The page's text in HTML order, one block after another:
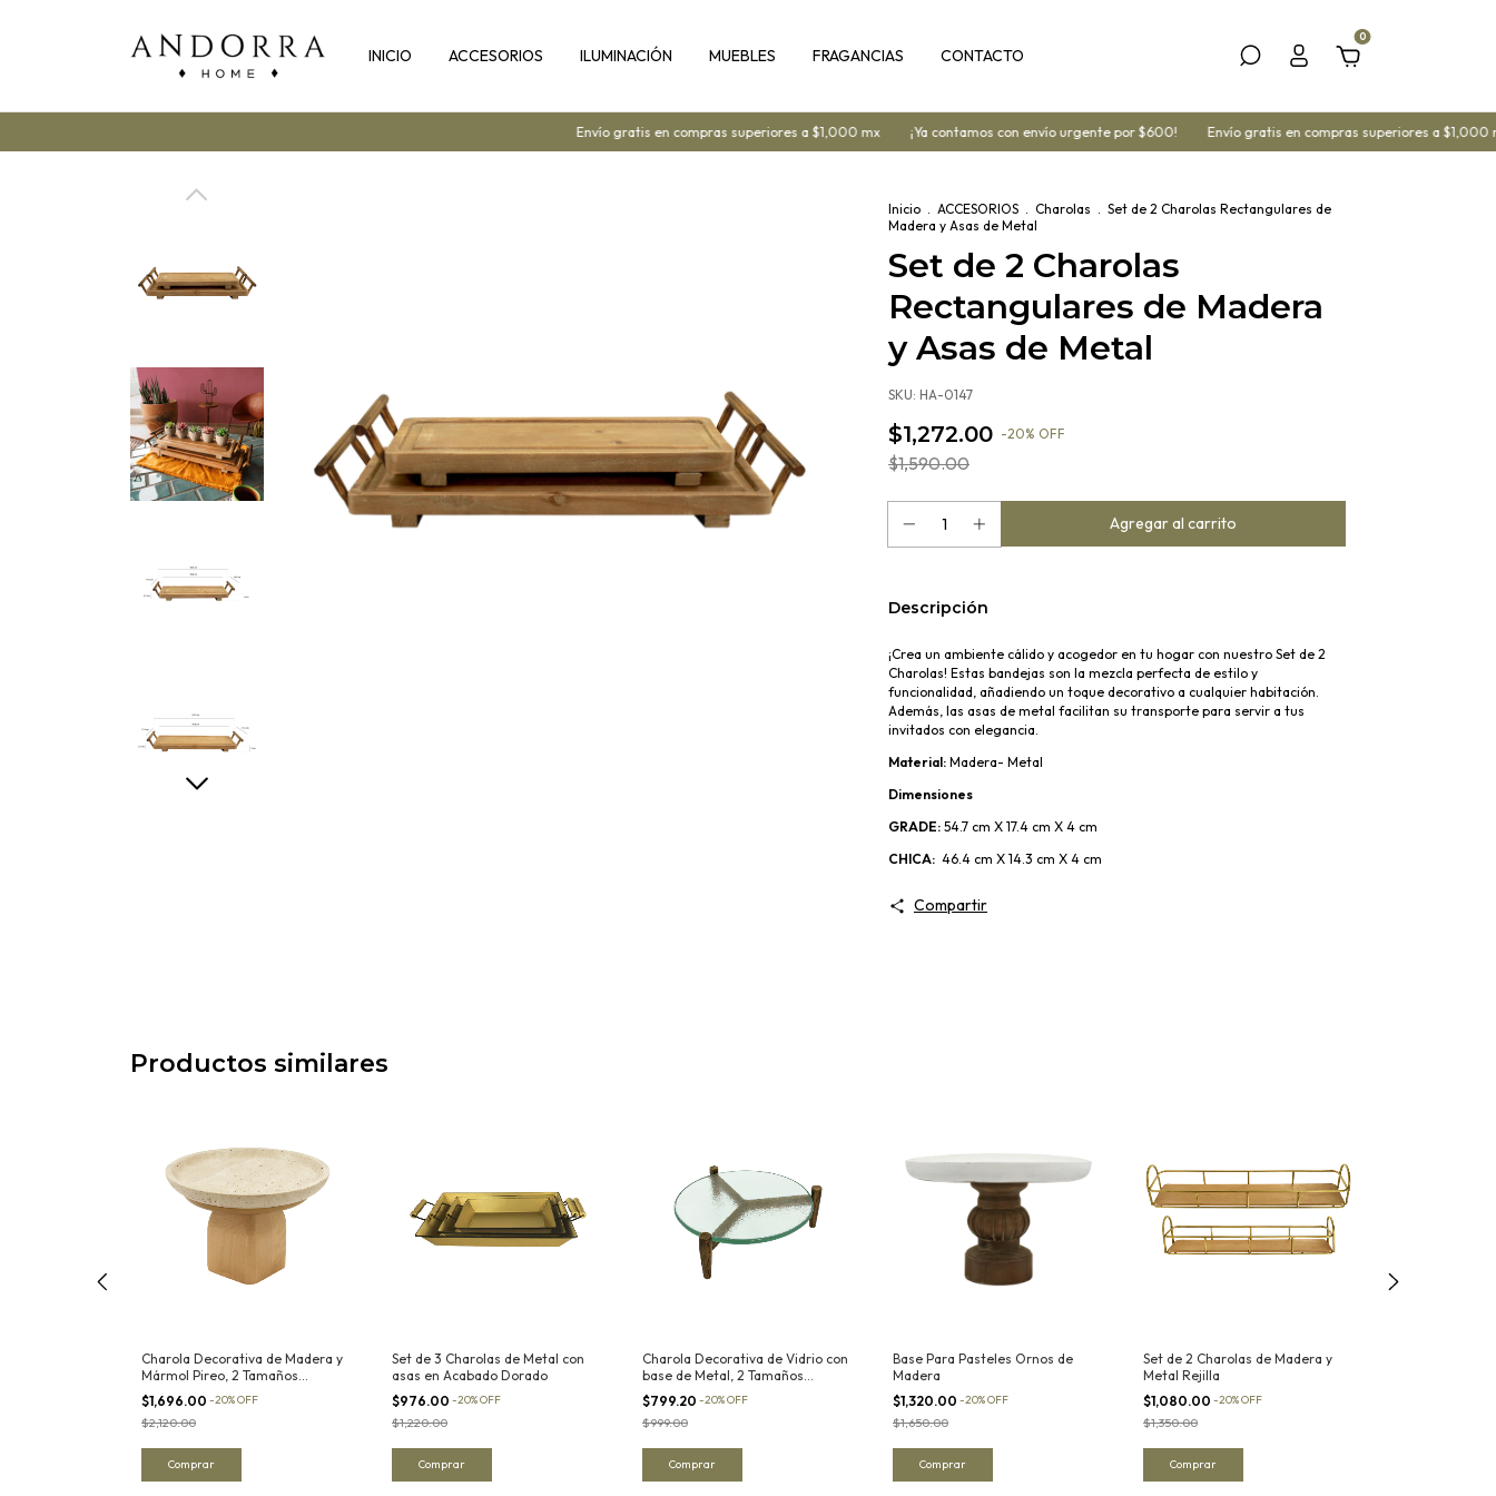
INICIO ACCESORIOS ILUMINACIÓN MUEBLES FRAGANCIAS CONTACTO
0
Envío gratis en compras superiores a $1,000 mx ¡Ya contamos con envío urgente por $600! Envío gratis en compras superiores a $1,000 mx
Inicio . ACCESORIOS . Charolas . Set de 2 Charolas Rectangulares de
Madera y Asas de Metal
Set de 2 Charolas
Rectangulares de Madera
y Asas de Metal
SKU: HA-0147
$1,272.00 -20% OFF
$1,590.00
Descripción
¡Crea un ambiente cálido y acogedor en tu hogar con nuestro Set de 2
Charolas! Estas bandejas son la mezcla perfecta de estilo y
funcionalidad, añadiendo un toque decorativo a cualquier habitación.
Además, las asas de metal facilitan su transporte para servir a tus
invitados con elegancia.
Material: Madera- Metal
Dimensiones
GRADE: 54.7 cm X 17.4 cm X 4 cm
CHICA: 46.4 cm X 14.3 cm X 4 cm
Compartir
Productos similares
Charola Decorativa de Madera y
Mármol Pireo, 2 Tamaños
Disponibles
$1,696.00 -20%OFF
$2,120.00
Comprar
Set de 3 Charolas de Metal con
asas en Acabado Dorado
$976.00 -20%OFF
$1,220.00
Charola Decorativa de Vidrio con
base de Metal, 2 Tamaños
Disponibles
$799.20 -20%OFF
$999.00
Comprar
Base Para Pasteles Ornos de
Madera
$1,320.00 -20%OFF
$1,650.00
Set de 2 Charolas de Madera y
Metal Rejilla
$1,080.00 -20%OFF
$1,350.00